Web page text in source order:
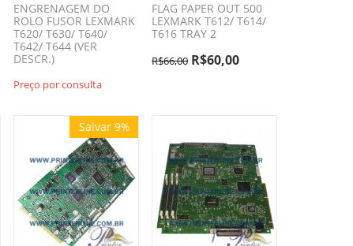
ENGRENAGEM DO
ROLO FUSOR LEXMARK
T620/ T630/ T640/
T642/ T644 (VER
DESCR.)
Preço por consulta
FLAG PAPER OUT 500
LEXMARK T612/ T614/
T616 TRAY 2
R$66,00 R$60,00
Salvar 9%